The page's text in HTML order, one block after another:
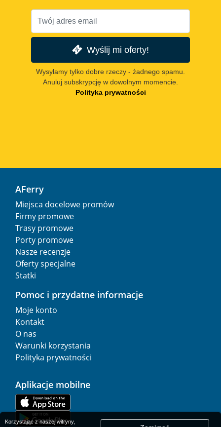
Wyślij mi oferty!
Wysyłamy tylko dobre rzeczy - żadnego spamu.
Anuluj subskrypcję w dowolnym momencie.
Polityka prywatności
AFerry
Miejsca docelowe promów
Firmy promowe
Trasy promowe
Porty promowe
Nasze recenzje
Oferty specjalne
Statki
Pomoc i przydatne informacje
Moje konto
Kontakt
O nas
Warunki korzystania
Polityka prywatności
Aplikacje mobilne
Korzystając z naszej witryny,